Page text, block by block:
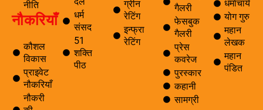
नीति
नौकरियाँ
कौशल
विकास
प्राइवेट
नौकरियाँ
नौकरी
धर्म
संसद
51
शक्ति
पीठ
ग्रीन
रेटिंग
इन्फ्रा
रेटिंग
गैलरी
फेसबुक
गैलरी
प्रेस
कवरेज
पुरस्कार
कहानी
सामग्री
धर्माचार्य
योग गुरु
महान
लेखक
महान
पंडित